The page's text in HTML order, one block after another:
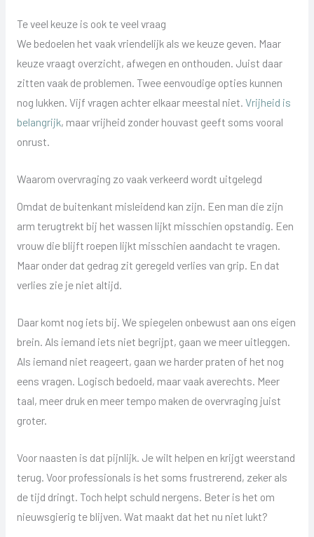
Te veel keuze is ook te veel vraag
We bedoelen het vaak vriendelijk als we keuze geven. Maar
keuze vraagt overzicht, afwegen en onthouden. Juist daar
zitten vaak de problemen. Twee eenvoudige opties kunnen
nog lukken. Vijf vragen achter elkaar meestal niet. Vrijheid is
belangrijk, maar vrijheid zonder houvast geeft soms vooral
onrust.
Waarom overvraging zo vaak verkeerd wordt uitgelegd
Omdat de buitenkant misleidend kan zijn. Een man die zijn
arm terugtrekt bij het wassen lijkt misschien opstandig. Een
vrouw die blijft roepen lijkt misschien aandacht te vragen.
Maar onder dat gedrag zit geregeld verlies van grip. En dat
verlies zie je niet altijd.
Daar komt nog iets bij. We spiegelen onbewust aan ons eigen
brein. Als iemand iets niet begrijpt, gaan we meer uitleggen.
Als iemand niet reageert, gaan we harder praten of het nog
eens vragen. Logisch bedoeld, maar vaak averechts. Meer
taal, meer druk en meer tempo maken de overvraging juist
groter.
Voor naasten is dat pijnlijk. Je wilt helpen en krijgt weerstand
terug. Voor professionals is het soms frustrerend, zeker als
de tijd dringt. Toch helpt schuld nergens. Beter is het om
nieuwsgierig te blijven. Wat maakt dat het nu niet lukt?